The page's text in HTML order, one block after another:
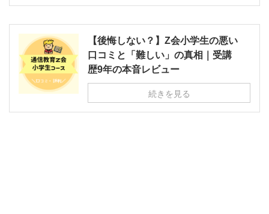
【後悔しない？】Z会小学生の悪い
口コミと「難しい」の真相｜受講
歴9年の本音レビュー
続きを見る